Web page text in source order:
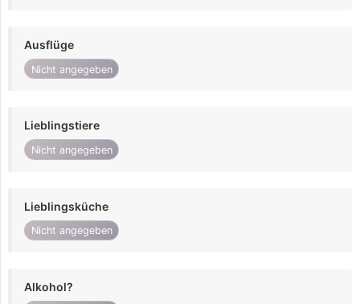
Ausflüge
Nicht angegeben
Lieblingstiere
Nicht angegeben
Lieblingsküche
Nicht angegeben
Alkohol?